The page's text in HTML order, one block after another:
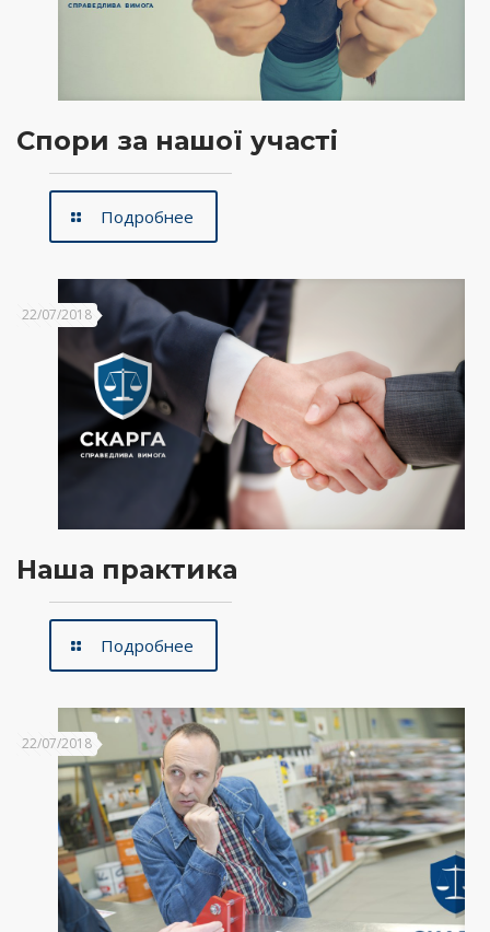
Спори за нашої участі
Подробнее
22/07/2018
Наша практика
Подробнее
22/07/2018